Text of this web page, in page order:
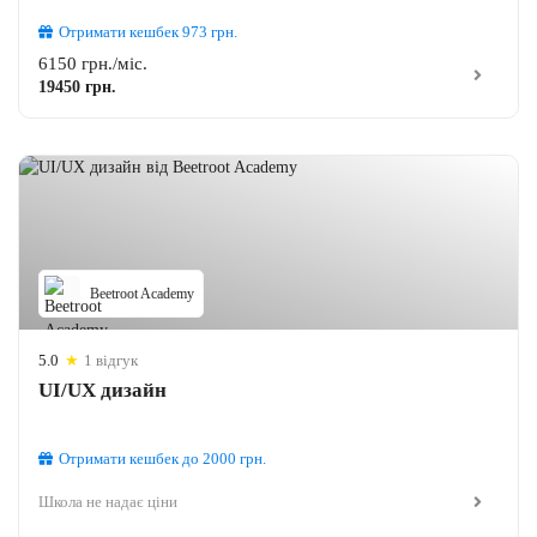
Отримати кешбек973 грн.
6150 грн./міс.
19450 грн.
Beetroot Academy
5.0 ★ 1 відгук
UI/UX дизайн
Отримати кешбекдо 2000 грн.
Школа не надає ціни